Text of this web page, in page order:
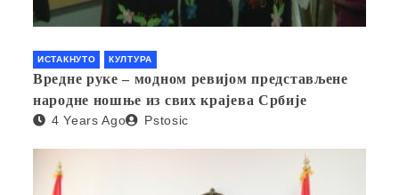
ИСТАКНУТО КУЛТУРА
Вредне руке – модном ревијом представљене
народне ношње из свих крајева Србије
4 Years Ago Pstosic